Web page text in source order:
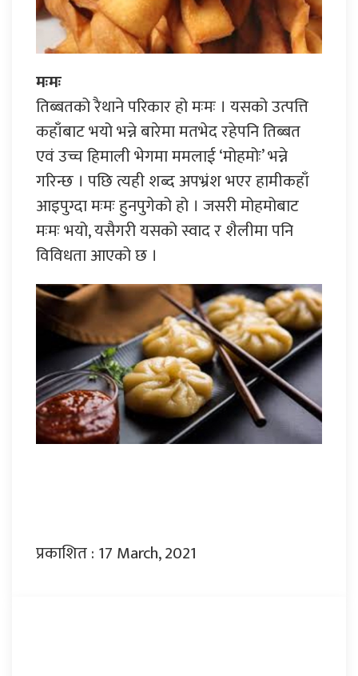
मःमः
तिब्बतको रैथाने परिकार हो मःमः । यसको उत्पत्ति
कहाँबाट भयो भन्ने बारेमा मतभेद रहेपनि तिब्बत
एवं उच्च हिमाली भेगमा ममलाई ‘मोहमोः’ भन्ने
गरिन्छ । पछि त्यही शब्द अपभ्रंश भएर हामीकहाँ
आइपुग्दा मःमः हुनपुगेको हो । जसरी मोहमोबाट
मःमः भयो, यसैगरी यसको स्वाद र शैलीमा पनि
विविधता आएको छ ।
प्रकाशित : 17 March, 2021